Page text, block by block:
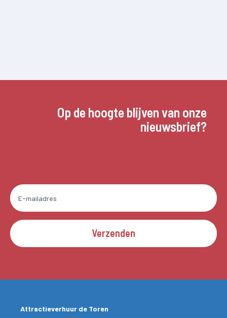
Op de hoogte blijven van onze
nieuwsbrief?
Verzenden
Attractieverhuur de Toren